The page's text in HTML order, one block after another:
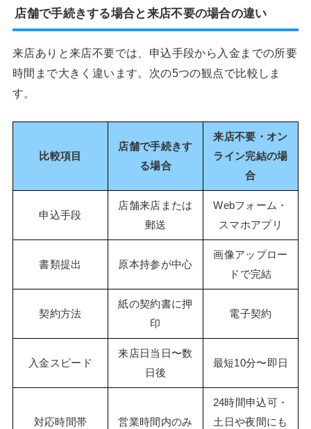
店舗で手続きする場合と来店不要の場合の違い
来店ありと来店不要では、申込手段から入金までの所要
時間まで大きく違います。次の5つの観点で比較しま
す。
比較項目
店舗で手続きす
る場合
来店不要・オン
ライン完結の場
合
申込手段
店舗来店または
郵送
Webフォーム・
スマホアプリ
書類提出 原本持参が中心
画像アップロー
ドで完結
契約方法
紙の契約書に押
印
電子契約
入金スピード
来店日当日〜数
日後
最短10分〜即日
対応時間帯 営業時間内のみ
24時間申込可・
土日や夜間にも